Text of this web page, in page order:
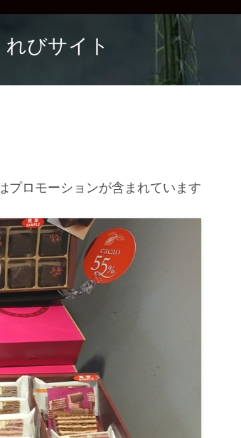
れびサイト
プロモーションが含まれています